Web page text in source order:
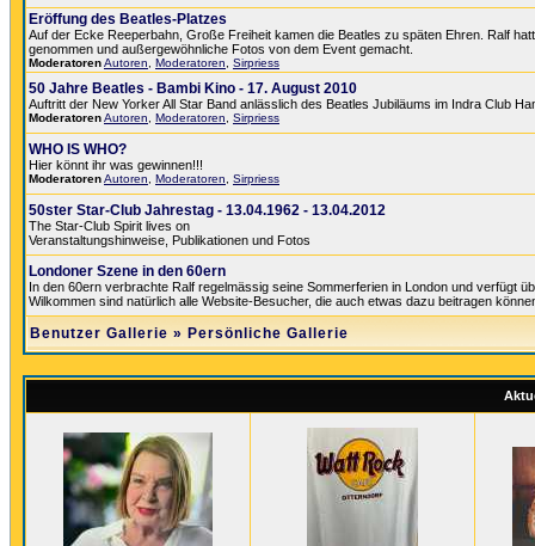
Eröffung des Beatles-Platzes
Auf der Ecke Reeperbahn, Große Freiheit kamen die Beatles zu späten Ehren. Ralf
genommen und außergewöhnliche Fotos von dem Event gemacht.
ModeratorenAutoren Moderatoren Sirpriess
50 Jahre Beatles - Bambi Kino - 17. August 2010
Auftritt der New Yorker All Star Band anlässlich des Beatles Jubiläums im Indra Club
ModeratorenAutoren Moderatoren Sirpriess
WHO IS WHO?
Hier könnt ihr was gewinnen!!!
ModeratorenAutoren Moderatoren Sirpriess
50ster Star-Club Jahrestag - 13.04.1962 - 13.04.2012
The Star-Club Spirit lives on
Veranstaltungshinweise, Publikationen und Fotos
Londoner Szene in den 60ern
In den 60ern verbrachte Ralf regelmässig seine Sommerferien in London und verfügt
Wilkommen sind natürlich alle Website-Besucher, die auch etwas dazu beitragen
Benutzer Gallerie » Persönliche Gallerie